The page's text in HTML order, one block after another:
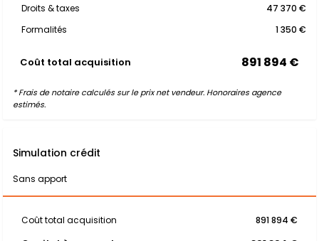
Droits & taxes
47 370 €
Formalités
1 350 €
Coût total acquisition 891 894 €
* Frais de notaire calculés sur le prix net vendeur. Honoraires agence
estimés.
Simulation crédit
Sans apport
Coût total acquisition 891 894 €